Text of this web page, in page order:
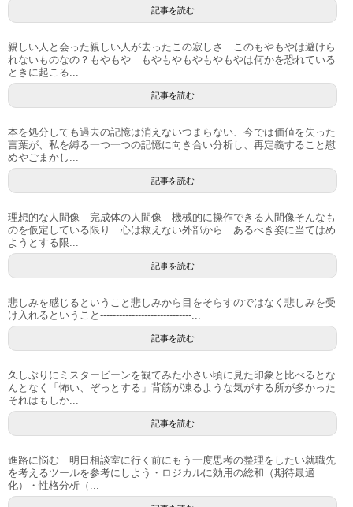
記事を読む
親しい人と会った親しい人が去ったこの寂しさ このもやもやは避けら
れないものなの？もやもや もやもやもやもやもやは何かを恐れている
ときに起こる...
記事を読む
本を処分しても過去の記憶は消えないつまらない、今では価値を失った
言葉が、私を縛る一つ一つの記憶に向き合い分析し、再定義すること慰
めやごまかし...
記事を読む
理想的な人間像 完成体の人間像 機械的に操作できる人間像そんなも
のを仮定している限り 心は救えない外部から あるべき姿に当てはめ
ようとする限...
記事を読む
悲しみを感じるということ悲しみから目をそらすのではなく悲しみを受
け入れるということ-----------------------------...
記事を読む
久しぶりにミスタービーンを観てみた小さい頃に見た印象と比べるとな
んとなく「怖い、ぞっとする」背筋が凍るような気がする所が多かった
それはもしか...
記事を読む
進路に悩む 明日相談室に行く前にもう一度思考の整理をしたい就職先
を考えるツールを参考にしよう・ロジカルに効用の総和（期待最適
化）・性格分析（...